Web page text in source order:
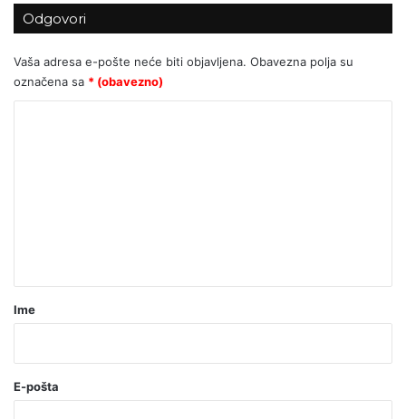
Odgovori
Vaša adresa e-pošte neće biti objavljena. Obavezna polja su
označena sa * (obavezno)
r
o
Ime
E-pošta